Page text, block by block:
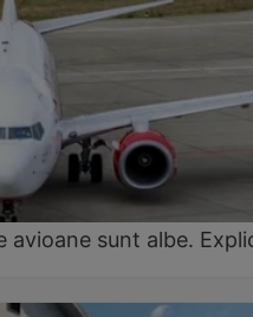
avioane sunt albe.